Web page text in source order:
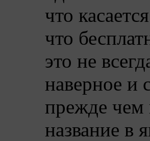
что
что
это не
наверное и
прежде чем
название в